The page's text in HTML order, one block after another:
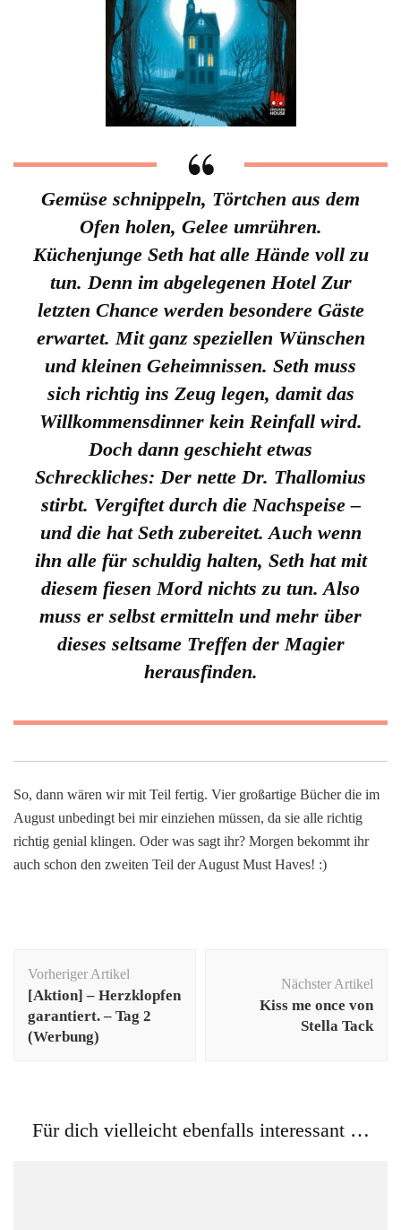
Gemüse schnippeln, Törtchen aus dem
Ofen holen, Gelee umrühren.
Küchenjunge Seth hat alle Hände voll zu
tun. Denn im abgelegenen Hotel Zur
letzten Chance werden besondere Gäste
erwartet. Mit ganz speziellen Wünschen
und kleinen Geheimnissen. Seth muss
sich richtig ins Zeug legen, damit das
Willkommensdinner kein Reinfall wird.
Doch dann geschieht etwas
Schreckliches: Der nette Dr. Thallomius
stirbt. Vergiftet durch die Nachspeise –
und die hat Seth zubereitet. Auch wenn
ihn alle für schuldig halten, Seth hat mit
diesem fiesen Mord nichts zu tun. Also
muss er selbst ermitteln und mehr über
dieses seltsame Treffen der Magier
herausfinden.
So, dann wären wir mit Teil fertig. Vier großartige Bücher die im
August unbedingt bei mir einziehen müssen, da sie alle richtig
richtig genial klingen. Oder was sagt ihr? Morgen bekommt ihr
auch schon den zweiten Teil der August Must Haves! :)
Vorheriger Artikel
[Aktion] – Herzklopfen
garantiert. – Tag 2
(Werbung)
Nächster Artikel
Kiss me once von
Stella Tack
Für dich vielleicht ebenfalls interessant …